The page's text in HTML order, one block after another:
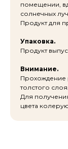
помещении,
солнечных
Продукт для
Упаковка.
Продукт
Внимание.
Прохождение
толстого слоя.
Для
цвета